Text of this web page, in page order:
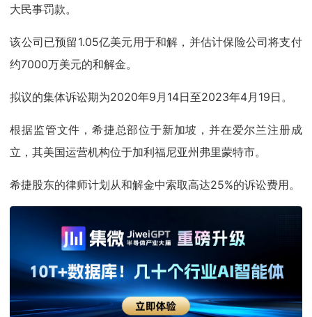
大民事罚款。
该公司已预留1.05亿美元用于和解，并估计保险公司将支付
约7000万美元的和解金。
拟议的集体诉讼期为2020年9月14日至2023年4月19日。
根据监管文件，希捷总部位于新加坡，并在爱尔兰注册成
立，其美国运营机构位于加利福尼亚州弗里蒙特市。
希捷股东的律师计划从和解金中索取高达25%的诉讼费用。